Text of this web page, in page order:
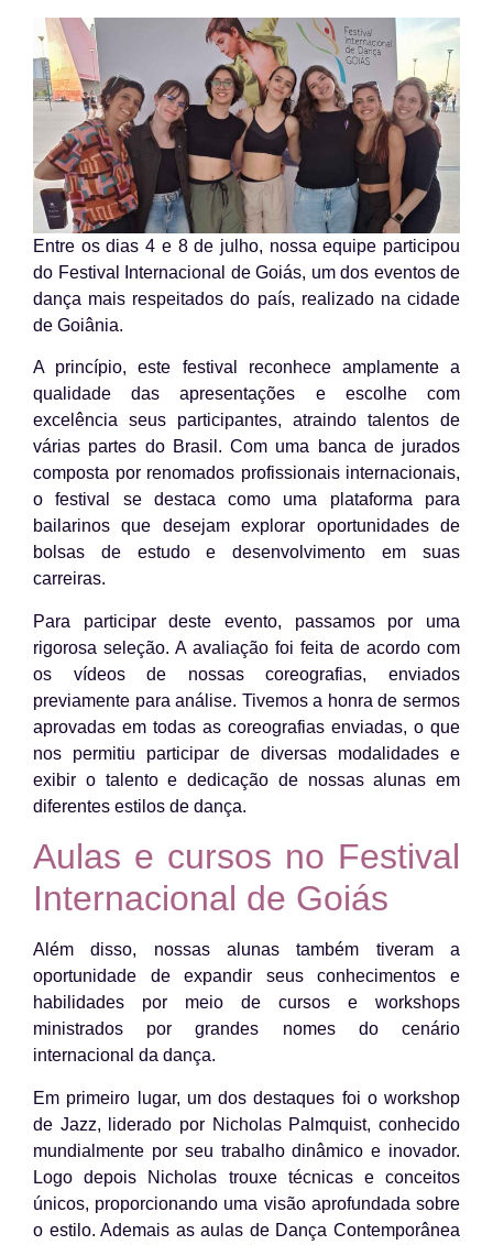
Entre os dias 4 e 8 de julho, nossa equipe participou
do Festival Internacional de Goiás, um dos eventos de
dança mais respeitados do país, realizado na cidade
de Goiânia.
A princípio, este festival reconhece amplamente a
qualidade das apresentações e escolhe com
excelência seus participantes, atraindo talentos de
várias partes do Brasil. Com uma banca de jurados
composta por renomados profissionais internacionais,
o festival se destaca como uma plataforma para
bailarinos que desejam explorar oportunidades de
bolsas de estudo e desenvolvimento em suas
carreiras.
Para participar deste evento, passamos por uma
rigorosa seleção. A avaliação foi feita de acordo com
os vídeos de nossas coreografias, enviados
previamente para análise. Tivemos a honra de sermos
aprovadas em todas as coreografias enviadas, o que
nos permitiu participar de diversas modalidades e
exibir o talento e dedicação de nossas alunas em
diferentes estilos de dança.
Aulas e cursos no Festival
Internacional de Goiás
Além disso, nossas alunas também tiveram a
oportunidade de expandir seus conhecimentos e
habilidades por meio de cursos e workshops
ministrados por grandes nomes do cenário
internacional da dança.
Em primeiro lugar, um dos destaques foi o workshop
de Jazz, liderado por Nicholas Palmquist, conhecido
mundialmente por seu trabalho dinâmico e inovador.
Logo depois Nicholas trouxe técnicas e conceitos
únicos, proporcionando uma visão aprofundada sobre
o estilo. Ademais as aulas de Dança Contemporânea